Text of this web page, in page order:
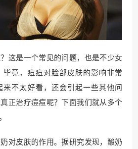
这是一个常见的问题，也是不少女
竟，痘痘对脸部皮肤的影响非常
来不太好看，还会引起一些其他问
正治疗痘痘呢？下面我们就从多个
对皮肤的作用。据研究发现，酸奶